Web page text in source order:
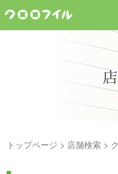
トップページ 店舗検索